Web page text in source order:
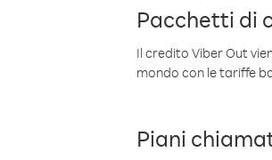
Pacchetti di
Il credito Viber Out
mondo con le tariffe
Piani